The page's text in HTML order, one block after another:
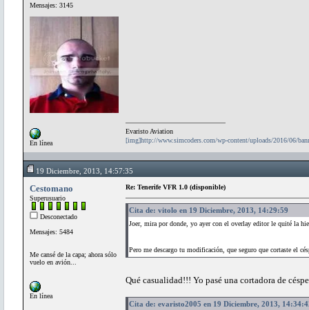
Mensajes: 3145
En línea
Evaristo Aviation
[img]http://www.simcoders.com/wp-content/uploads/2016/06/
19 Diciembre, 2013, 14:57:35
Cestomano
Superusuario
Desconectado
Mensajes: 5484
Me cansé de la capa; ahora sólo
vuelo en avión...
En línea
Re: Tenerife VFR 1.0 (disponible)
Cita de: vitolo en 19 Diciembre, 2013, 14:29:59
Joer, mira por donde, yo ayer con el overlay editor le quité la
Pero me descargo tu modificación, que seguro que cortaste el
Qué casualidad!!! Yo pasé una cortadora de
Cita de: evaristo2005 en 19 Diciembre, 2013,